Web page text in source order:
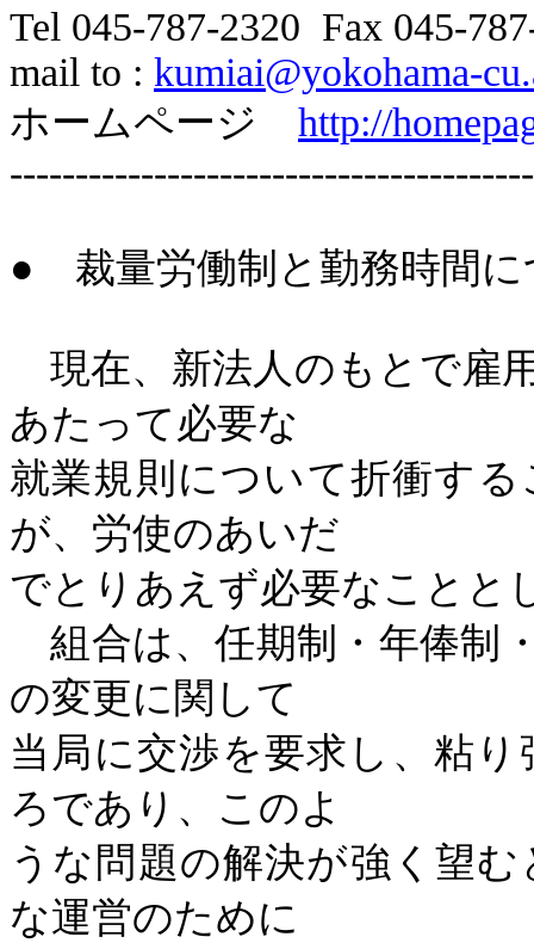
Tel 045-787-2320 Fax 045-
mail to : kumiai@yokohama-
ホームページ http://
● 裁量労働制と勤務時間に
現在、新法人のもとで雇
あたって必要な
就業規則について折衝す
が、労使のあいだ
でとりあえず必要なことと
組合は、任期制・年俸制
の変更に関して
当局に交渉を要求し、粘
ろであり、このよ
うな問題の解決が強く望
な運営のために